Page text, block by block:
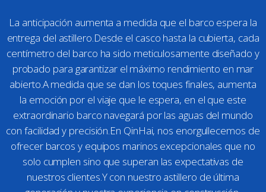
La anticipación aumenta a medida que el barco espera la
entrega del astillero.Desde el casco hasta la cubierta, cada
centímetro del barco ha sido meticulosamente diseñado y
probado para garantizar el máximo rendimiento en mar
abierto.A medida que se dan los toques finales, aumenta
la emoción por el viaje que le espera, en el que este
extraordinario barco navegará por las aguas del mundo
con facilidad y precisión.En QinHai, nos enorgullecemos de
ofrecer barcos y equipos marinos excepcionales que no
solo cumplen sino que superan las expectativas de
nuestros clientes.Y con nuestro astillero de última